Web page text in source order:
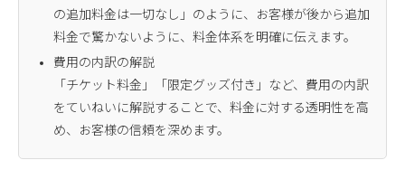
の追加料金は一切なし」のように、お客様が後から追加
料金で驚かないように、料金体系を明確に伝えます。
費用の内訳の解説
「チケット料金」「限定グッズ付き」など、費用の内訳
をていねいに解説することで、料金に対する透明性を高
め、お客様の信頼を深めます。